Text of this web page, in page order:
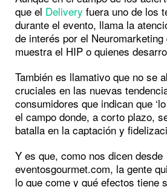
que el Delivery fuera uno de los
durante el evento, llama la
de interés por el
muestra el HIP o quienes
También es llamativo que no se
cruciales en las nuevas
consumidores que indican que
el campo donde, a corto plazo,
batalla en la captación y
Y es que, como nos dicen desde
eventosgourmet.com, la gente
lo que come y qué efectos tiene